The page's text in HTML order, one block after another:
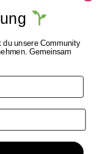
du unsere Community
Gemeinsam